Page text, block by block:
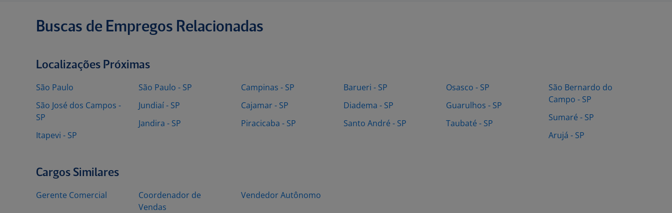
Buscas de Empregos Relacionadas
Localizações Próximas
São Paulo
São José dos Campos -
SP
Itapevi - SP
São Paulo - SP
Jundiaí - SP
Jandira - SP
Campinas - SP
Cajamar - SP
Piracicaba - SP
Barueri - SP
Diadema - SP
Santo André - SP
Osasco - SP
Guarulhos - SP
Taubaté - SP
São Bernardo do
Campo - SP
Sumaré - SP
Arujá - SP
Cargos Similares
Gerente Comercial
Coordenador de
Vendas
Vendedor Autônomo